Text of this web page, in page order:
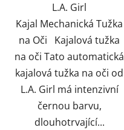
hvězdiček.
L.A. Girl
Kajal Mechanická Tužka
na Oči Kajalová tužka
na oči Tato automatická
kajalová tužka na oči od
L.A. Girl má intenzivní
černou barvu,
dlouhotrvající...